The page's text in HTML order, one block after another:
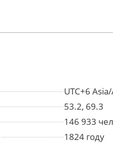
UTC+6
53.2, 69.3
146 933
1824 году